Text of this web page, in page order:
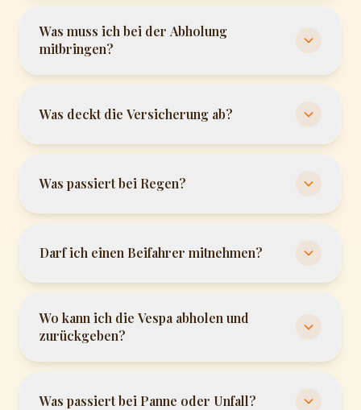
Was muss ich bei der Abholung
mitbringen?
Was deckt die Versicherung ab?
Was passiert bei Regen?
Darf ich einen Beifahrer mitnehmen?
Wo kann ich die Vespa abholen und
zurückgeben?
Was passiert bei Panne oder Unfall?